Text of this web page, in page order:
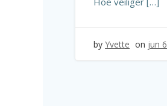
by Yvette on jun 6